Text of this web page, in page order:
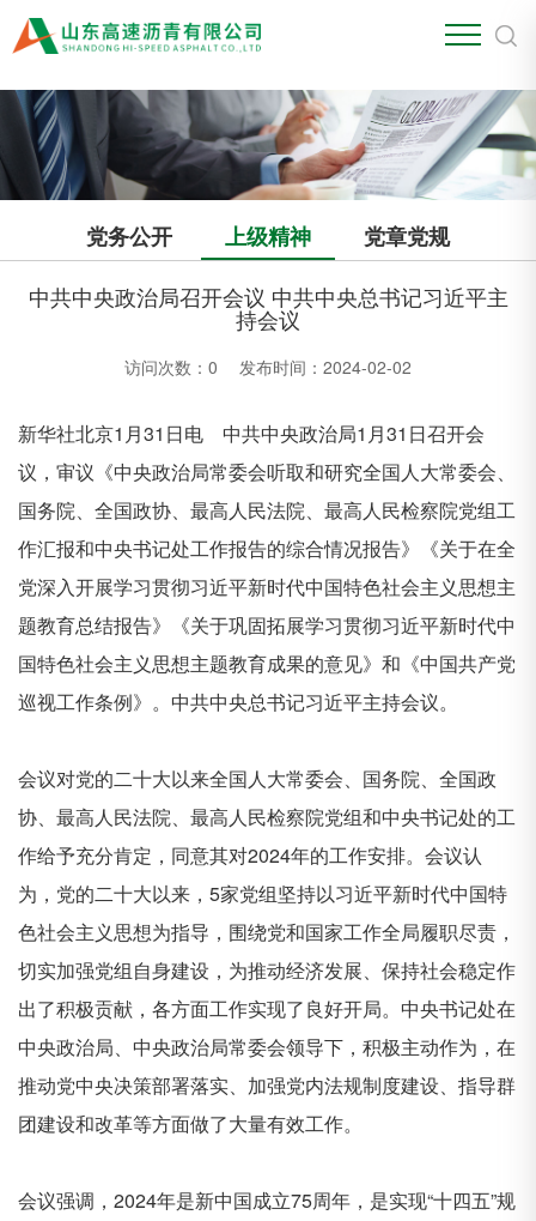
党务公开 上级精神
党章党规
中共中央政治局召开会议 中共中央总书记习近平主
持会议
访问次数： 0 发布时间：2024-02-02
新华社北京1 月31 日电 中共中央政治局1 月31 日召开会
议，审议《中央政治局常委会听取和研究全国人大常委会、
国务院、全国政协、最高人民法院、最高人民检察院党组工
作汇报和中央书记处工作报告的综合情况报告》《关于在全
党深入开展学习贯彻习近平新时代中国特色社会主义思想主
题教育总结报告》《关于巩固拓展学习贯彻习近平新时代中
国特色社会主义思想主题教育成果的意见》和《中国共产党
巡视工作条例》。中共中央总书记习近平主持会议。
会议对党的二十大以来全国人大常委会、国务院、全国政
协、最高人民法院、最高人民检察院党组和中央书记处的工
作给予充分肯定，同意其对2024年的工作安排。会议认
为，党的二十大以来， 5家党组坚持以习近平新时代中国特
色社会主义思想为指导，围绕党和国家工作全局履职尽责，
切实加强党组自身建设，为推动经济发展、保持社会稳定作
出了积极贡献，各方面工作实现了良好开局。中央书记处在
中央政治局、中央政治局常委会领导下，积极主动作为，在
推动党中央决策部署落实、加强党内法规制度建设、指导群
团建设和改革等方面做了大量有效工作。
会议强调， 2024年是新中国成立75周年，是实现“十四五”规